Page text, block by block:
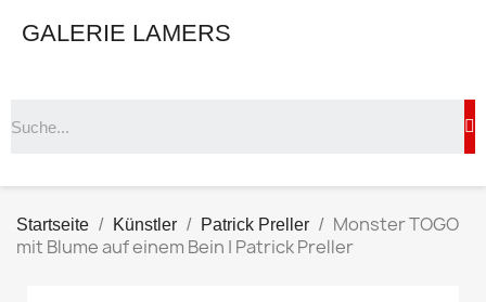
GALERIE LAMERS
Startseite Künstler Patrick Preller
Monster TOGO
mit Blume auf einem Bein | Patrick Preller